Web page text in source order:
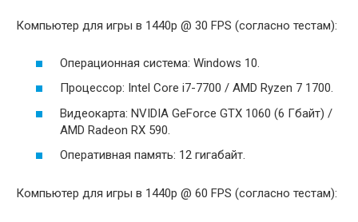
Компьютер для игры в 1440p @ 30 FPS (согласно тестам):
Операционная система: Windows 10.
Процессор: Intel Core i7-7700 / AMD Ryzen 7 1700.
Видеокарта: NVIDIA GeForce GTX 1060 (6 Гбайт) /
AMD Radeon RX 590.
Оперативная память: 12 гигабайт.
Компьютер для игры в 1440p @ 60 FPS (согласно тестам):